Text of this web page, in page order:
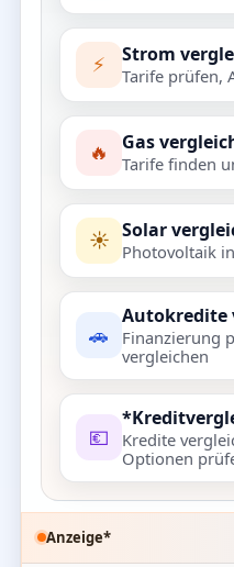
⚡ Strom
Tarife prüfen,
🔥 Gas
Tarife finden
☀️ Solar
Photovoltaik
🚗
Autokredite
Finanzierung
vergleichen
💶
Kredite
Optionen
Anzeige*